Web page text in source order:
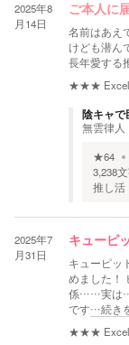
2025年8
月14日
ご本人に
名前はあえ
けども潜ん
長年愛する
★★★
陰キャで
無雲律人
★64
3,238
推し活
2025年7
月31日
キューピ
キューピッ
めました！
係……実は
です…続き
★★★